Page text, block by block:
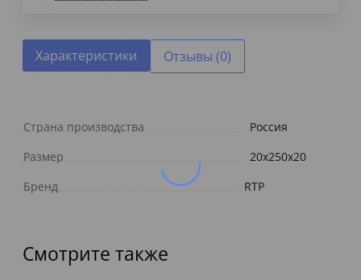
Характеристики Отзывы (0)
Страна производства
Россия
Размер
20х250х20
Бренд
RTP
Смотрите также